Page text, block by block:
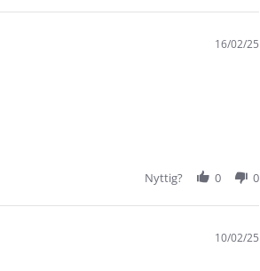
16/02/25
Nyttig? 0 0
10/02/25